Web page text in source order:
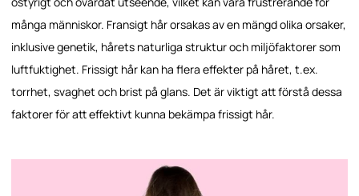
många människor. Fransigt hår orsakas av en mängd olika orsaker,
inklusive genetik, hårets naturliga struktur och miljöfaktorer som
luftfuktighet. Frissigt hår kan ha flera effekter på håret, t.ex.
torrhet, svaghet och brist på glans. Det är viktigt att förstå dessa
faktorer för att effektivt kunna bekämpa frissigt hår.